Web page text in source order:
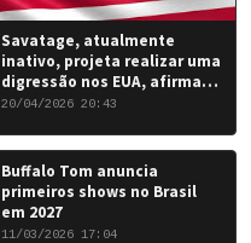
Savatage, atualmente
inativo, projeta realizar uma
digressão nos EUA, afirma
Chris Caffery
20/04/2026 20:43
Buffalo Tom anuncia
primeiros shows no Brasil
em 2027
11/03/2026 17:04